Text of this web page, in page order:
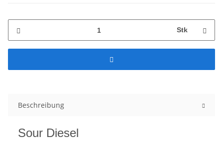
Stk
Beschreibung
Sour Diesel